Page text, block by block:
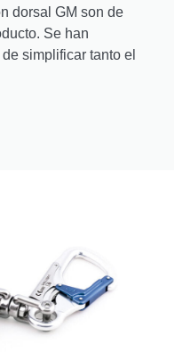
dorsal GM son de
Se han
simplificar tanto el